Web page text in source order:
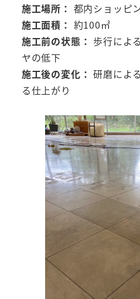
施工場所： 都内ショッピ
施工面積： 約100㎡
施工前の状態： 歩行によ
ヤの低下
施工後の変化： 研磨によ
る仕上がり